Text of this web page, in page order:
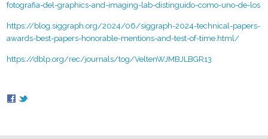
fotografia-del-graphics-and-imaging-lab-distinguido-como-uno-de-los
https://blog.siggraph.org/2024/06/siggraph-2024-technical-papers-
awards-best-papers-honorable-mentions-and-test-of-time.html/
https://dblp.org/rec/journals/tog/VeltenWJMBJLBGR13